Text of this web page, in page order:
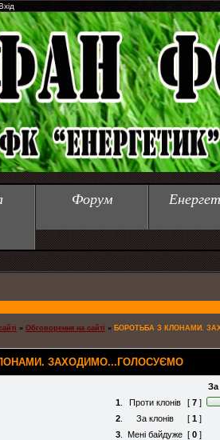
Форум
» Обговорення на сайті » БОРОТЬБА З КЛОНАМИ.
ЗАХОДИМО...ГОЛОСУЄМО
За
1
Проти клонів [ 7 ]
2
За клонів [ 1 ]
3
Мені байдуже [ 0 ]